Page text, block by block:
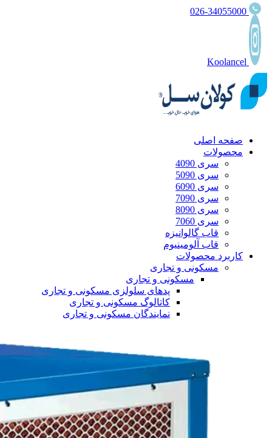
صفحه اصلی
محصولات
سری 4090
سری 5090
سری 6090
سری 7090
سری 8090
سری 7060
قاب گالوانیزه
قاب آلومینیوم
کاربرد محصولات
مسکونی و تجاری
مسکونی و تجاری
پدهای سلولزی مسکونی و تجاری
کاتالوگ مسکونی و تجاری
نمایندگان مسکونی و تجاری